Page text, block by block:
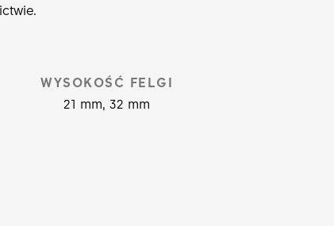
WYSOKOŚĆ FELGI
21 mm, 32 mm